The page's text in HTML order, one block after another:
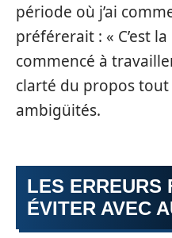
période où j’ai
préférerait : « C’est
commencé à
clarté du propos
ambigüités.
LES ERREURS
ÉVITER AVEC